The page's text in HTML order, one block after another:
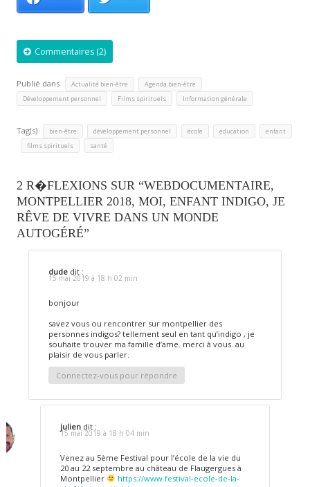
Commentaires (2)
Publié dans Actualité bien-être Agenda bien-être
Développement personnel Films spirituels Information générale
Tag(s) bien-être développement personnel école éducation enfant
films spirituels santé
2 R�FLEXIONS SUR “WEBDOCUMENTAIRE,
MONTPELLIER 2018, MOI, ENFANT INDIGO, JE
RÊVE DE VIVRE DANS UN MONDE
AUTOGÉRÉ”
dude dit :
15 mai 2019 à 18 h 02 min
bonjour
savez vous ou rencontrer sur montpellier des
personnes indigos? tellement seul en tant qu’indigo , je
souhaite trouver ma famille d’ame. merci à vous. au
plaisir de vous parler.
Connectez-vous pour répondre
julien dit :
15 mai 2019 à 18 h 04 min
Venez au 5ème Festival pour l’école de la vie du
20 au 22 septembre au château de Flaugergues à
Montpellier
https://www.festival-ecole-de-la-